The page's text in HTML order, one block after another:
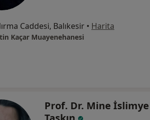
Caddesi, Balıkesir • Harita
Kaçar Muayenehanesi
Prof. Dr. Mine İslimye